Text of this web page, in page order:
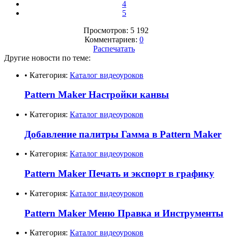
4
5
Просмотров: 5 192
Комментариев: 0
Распечатать
Другие новости по теме:
• Категория: Каталог видеоуроков
Pattern Maker Настройки канвы
• Категория: Каталог видеоуроков
Добавление палитры Гамма в Pattern Maker
• Категория: Каталог видеоуроков
Pattern Maker Печать и экспорт в графику
• Категория: Каталог видеоуроков
Pattern Maker Меню Правка и Инструменты
• Категория: Каталог видеоуроков